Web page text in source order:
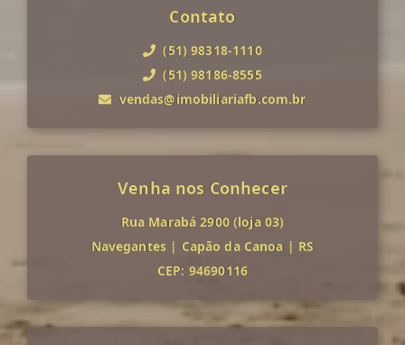
Contato
(51) 98318-1110
(51) 98186-8555
vendas@imobiliariafb.com.br
Venha nos Conhecer
Rua Marabá 2900 (loja 03)
Navegantes | Capão da Canoa | RS
CEP: 94690116